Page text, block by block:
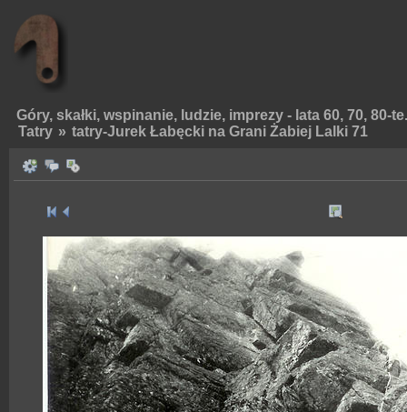
Góry, skałki, wspinanie, ludzie, imprezy - lata 60, 70, 80-te.
Tatry » tatry-Jurek Łabęcki na Grani Żabiej Lalki 71